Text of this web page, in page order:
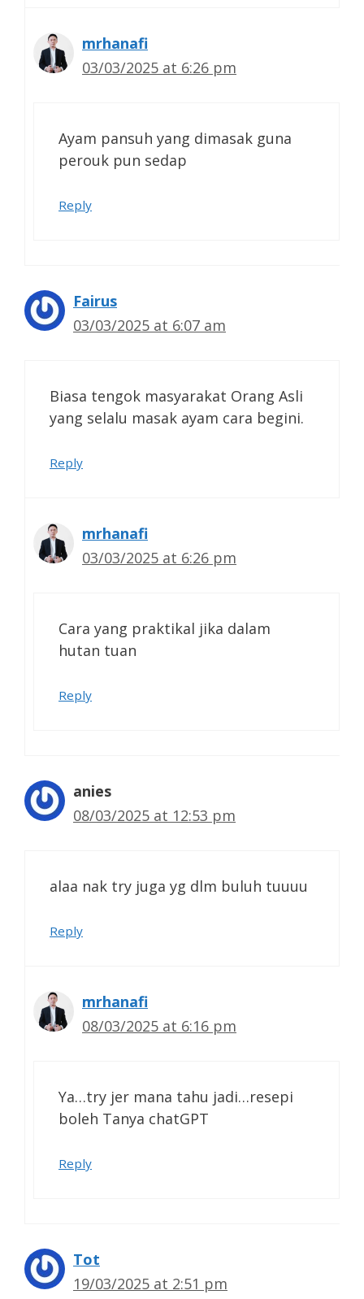
mrhanafi
03/03/2025 at 6:26 pm
Ayam pansuh yang dimasak guna
perouk pun sedap
Reply
Fairus
03/03/2025 at 6:07 am
Biasa tengok masyarakat Orang Asli
yang selalu masak ayam cara begini.
Reply
mrhanafi
03/03/2025 at 6:26 pm
Cara yang praktikal jika dalam
hutan tuan
Reply
anies
08/03/2025 at 12:53 pm
alaa nak try juga yg dlm buluh tuuuu
Reply
mrhanafi
08/03/2025 at 6:16 pm
Ya…try jer mana tahu jadi…resepi
boleh Tanya chatGPT
Reply
Tot
19/03/2025 at 2:51 pm